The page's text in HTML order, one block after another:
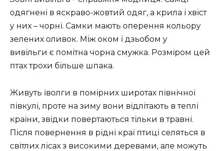
одягнені в яскраво-жовтий одяг, а крила і хвіст
у них – чорні. Самки мають оперення кольору
зелених оливок. Між оком і дзьобом у
вивільги є помітна чорна смужка. Розміром цей
птах трохи більше шпака.
Живуть іволги в помірних широтах північної
півкулі, проте на зиму вони відлітають в теплі
країни, звідки повертаються тільки в травні.
Після повернення в рідні краї птиці селяться в
світлих лісах з високими деревами, але можуть